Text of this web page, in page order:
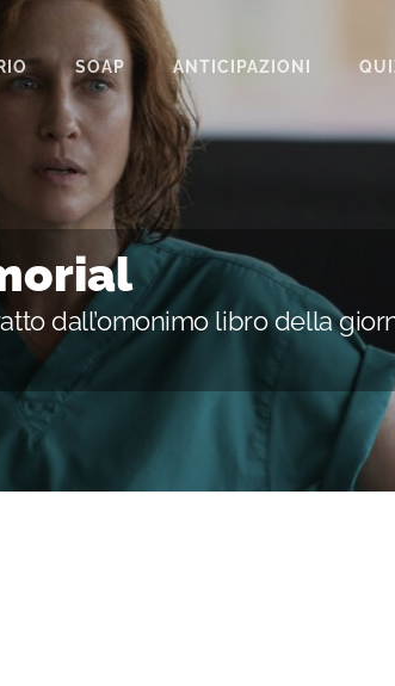
SOAP
BEAUTIFUL
IL PARADISO DELLE SIGNORE
LA PROMESSA
SEGRETI DI FAMIGLIA
TEMPESTA D’AMORE
ANTICIPAZIONI
dall’omonimo libro della